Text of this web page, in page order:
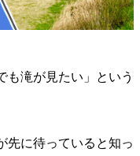
も滝が見たい」という
先に待っていると知っ